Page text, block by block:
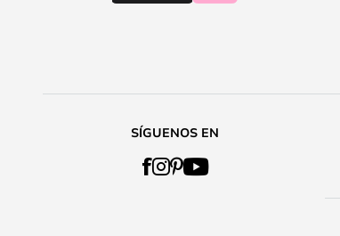
SÍGUENOS EN